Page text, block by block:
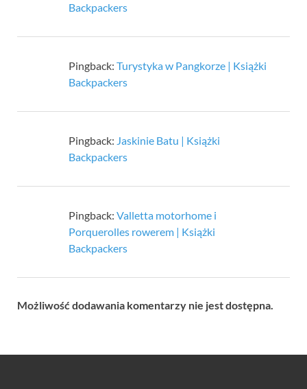
Backpackers
Pingback: Turystyka w Pangkorze | Książki
Backpackers
Pingback: Jaskinie Batu | Książki
Backpackers
Pingback: Valletta motorhome i
Porquerolles rowerem | Książki
Backpackers
Możliwość dodawania komentarzy nie jest dostępna.